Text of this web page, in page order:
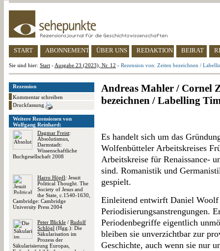
START ABONNEMENT ÜBER UNS REDAKTION BEIRAT
Sie sind hier: Start - Ausgabe 23 (2023), Nr. 12 - Rezension von: Zeiten bezeichnen /
Rezension
Kommentar schreiben
Druckfassung
Weitere Rezensionen von
Wolfgang Reinhard:
Dagmar Freist:
Absolutismus,
Darmstadt:
Wissenschaftliche
Buchgesellschaft 2008
Harro Höpfl: Jesuit
Political Thought. The
Society of Jesus and
the State, c.1540-1630,
Cambridge: Cambridge
University Press 2004
Peter Blickle / Rudolf
Schlögl (Hgg.): Die
Säkularisation im
Prozess der
Säkularisierung Europas,
Andreas Mahler / Cornel
bezeichnen / Labelling
Es handelt sich um das
Wolfenbütteler Arbeitskreises
Arbeitskreise für Renaissance-
sind. Romanistik und
gespielt.
Einleitend entwirft Daniel Woolf
Periodisierungsanstrengungen.
Periodenbegriffe eigentlich
bleiben sie unverzichtbar zur
Geschichte, auch wenn sie nur